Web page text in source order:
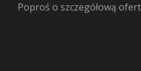
Poproś o szczegółową